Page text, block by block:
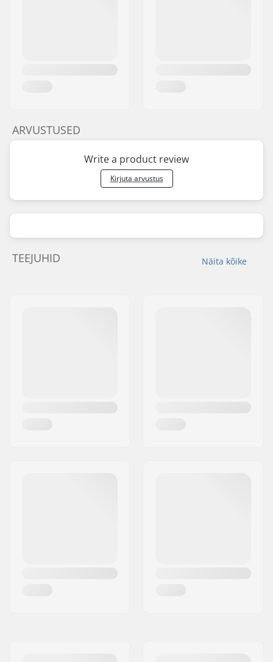
ARVUSTUSED
Write a product review
Kirjuta arvustus
Näita kõike
TEEJUHID